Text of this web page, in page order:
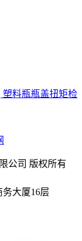
塑料瓶瓶盖扭矩检
公司 版权所有
大厦16层